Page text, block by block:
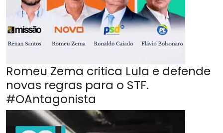
Romeu Zema critica Lula e defende
novas regras para o STF.
#OAntagonista